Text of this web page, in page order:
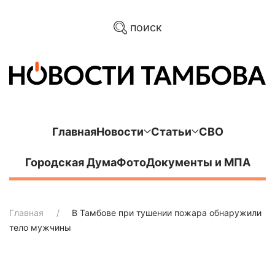
поиск
ГлавнаяНовости Статьи СВО
Городская ДумаФотоДокументы и МПА
Главная
В Тамбове при тушении пожара обнаружили
тело мужчины